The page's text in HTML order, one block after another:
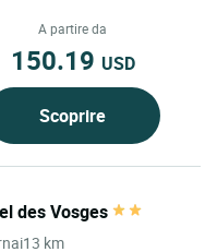
a 450...
A partire da
150.19 USD
Scoprire
des Vosges
13 km